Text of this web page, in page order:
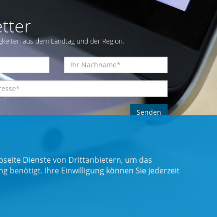
aus dem Landtag und der Region.
Dienste von Drittanbietern, um das
benötigt. Ihre Einwilligung können Sie jederzeit